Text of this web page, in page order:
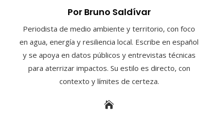
Por Bruno Saldívar
Periodista de medio ambiente y territorio, con foco
en agua, energía y resiliencia local. Escribe en español
y se apoya en datos públicos y entrevistas técnicas
para aterrizar impactos. Su estilo es directo, con
contexto y límites de certeza.